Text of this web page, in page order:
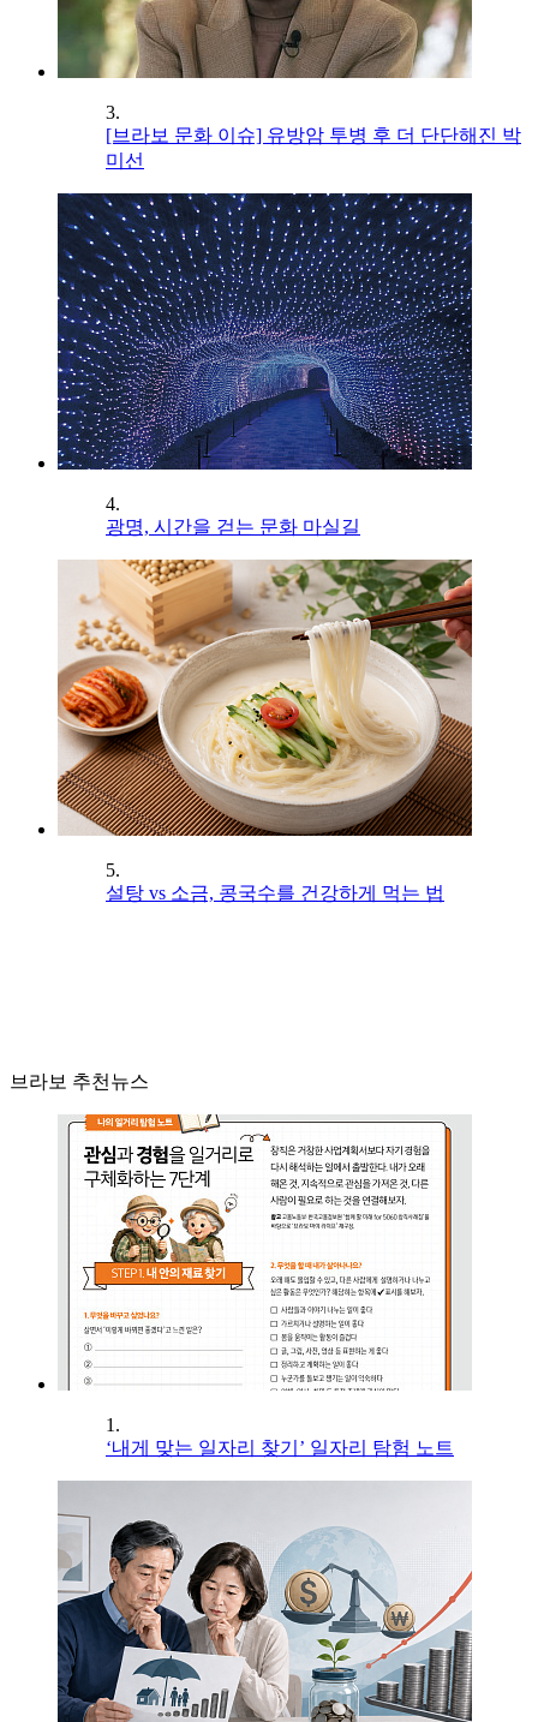
3.
[브라보 문화 이슈] 유방암 투병 후 더 단단해진 박
미선
4.
광명, 시간을 걷는 문화 마실길
5.
설탕 vs 소금, 콩국수를 건강하게 먹는 법
브라보 추천뉴스
1.
‘내게 맞는 일자리 찾기’ 일자리 탐험 노트